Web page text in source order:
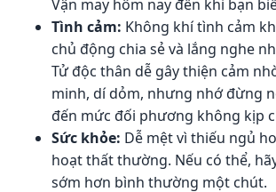
Vận may hôm nay đến khi bạn
Tình cảm: Không khí tình cảm
chủ động chia sẻ và lắng nghe
Tử độc thân dễ gây thiện cảm
minh, dí dỏm, nhưng nhớ đừng
đến mức đối phương không kịp
Sức khỏe: Dễ mệt vì thiếu ngủ
hoạt thất thường. Nếu có thể,
sớm hơn bình thường một chút.